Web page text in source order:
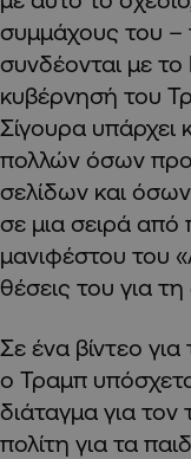
συμμάχους του –
συνδέονται με
κυβέρνησή του
Σίγουρα υπάρχει
πολλών όσων
σελίδων και όσων
σε μια σειρά από
μανιφέστου του
θέσεις του για
Σε ένα βίντεο
ο Τραμπ
διάταγμα για τον
πολίτη για τα